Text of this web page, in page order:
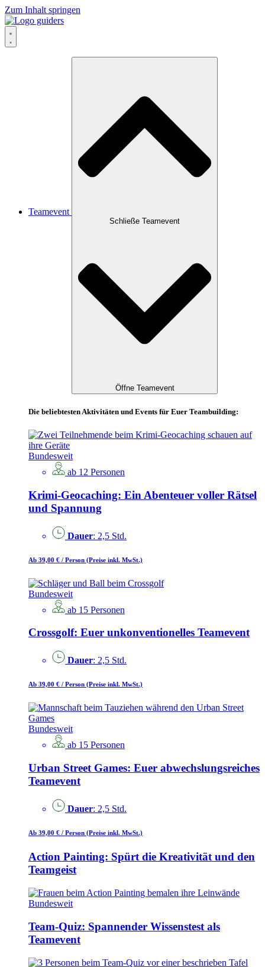
Zum Inhalt springen
Teamevent
Schließe Teamevent
Öffne Teamevent
Die beliebtesten Aktivitäten und Events für Euer Teambuilding:
Bundesweit
ab 12 Personen
Krimi-Geocaching: Ein Abenteuer voller Rätsel
und Spannung
Dauer: 2,5 Std.
Ab 39,00 € / Person (Preise inkl. MwSt.)
Bundesweit
ab 15 Personen
Crossgolf: Euer unkonventionelles Teamevent
Dauer: 2,5 Std.
Ab 39,00 € / Person (Preise inkl. MwSt.)
Bundesweit
ab 15 Personen
Urban Street Games: Euer abwechslungsreiches
Teamevent
Dauer: 2,5 Std.
Ab 39,00 € / Person (Preise inkl. MwSt.)
Action Painting: Spürt die Kreativität und den
Teamgeist
Bundesweit
Team-Quiz: Spannender Wissenstest als
Teamevent